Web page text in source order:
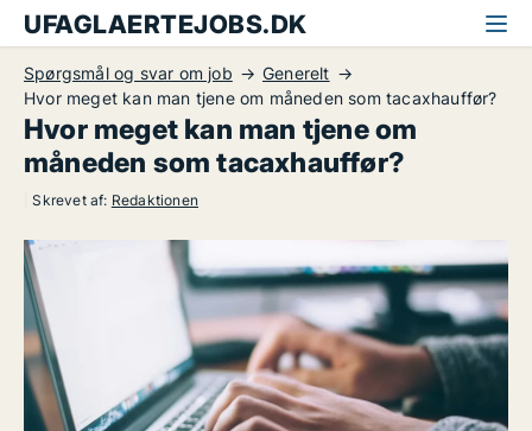
UFAGLAERTEJOBS.DK
Spørgsmål og svar om job
Generelt
Hvor meget kan man tjene om måneden som tacaxhauffør?
Hvor meget kan man tjene om
måneden som tacaxhauffør?
Skrevet af: Redaktionen